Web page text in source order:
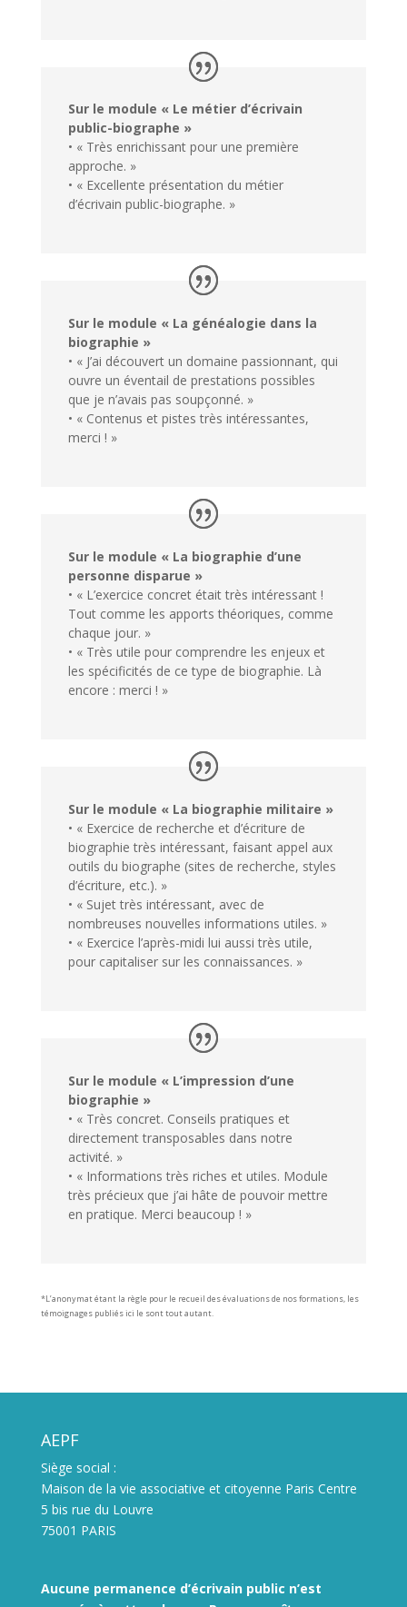
Sur le module « Le métier d’écrivain
public-biographe »
• « Très enrichissant pour une première
approche. »
• « Excellente présentation du métier
d’écrivain public-biographe. »
Sur le module « La généalogie dans la
biographie »
• « J’ai découvert un domaine passionnant, qui
ouvre un éventail de prestations possibles
que je n’avais pas soupçonné. »
• « Contenus et pistes très intéressantes,
merci ! »
Sur le module « La biographie d’une
personne disparue »
• « L’exercice concret était très intéressant !
Tout comme les apports théoriques, comme
chaque jour. »
• « Très utile pour comprendre les enjeux et
les spécificités de ce type de biographie. Là
encore : merci ! »
Sur le module « La biographie militaire »
• « Exercice de recherche et d’écriture de
biographie très intéressant, faisant appel aux
outils du biographe (sites de recherche, styles
d’écriture, etc.). »
• « Sujet très intéressant, avec de
nombreuses nouvelles informations utiles. »
• « Exercice l’après-midi lui aussi très utile,
pour capitaliser sur les connaissances. »
Sur le module « L’impression d’une
biographie »
• « Très concret. Conseils pratiques et
directement transposables dans notre
activité. »
• « Informations très riches et utiles. Module
très précieux que j’ai hâte de pouvoir mettre
en pratique. Merci beaucoup ! »
*L’anonymat étant la règle pour le recueil des évaluations de nos formations, les
témoignages publiés ici le sont tout autant.
AEPF
Siège social :
Maison de la vie associative et citoyenne Paris Centre
5 bis rue du Louvre
75001 PARIS
Aucune permanence d’écrivain public n’est